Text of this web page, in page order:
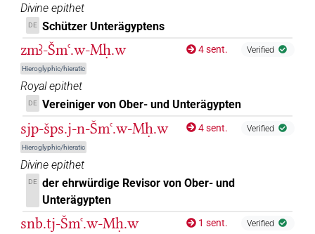
Divine epithet
DE Schützer Unterägyptens
zmꜣ-Šmꜥ.w-Mḥ.w
Hieroglyphic/hieratic
4 sent. Verified
Royal epithet
DE Vereiniger von Ober- und Unterägypten
sjp-šps.j-n-Šmꜥ.w-Mḥ.w
Hieroglyphic/hieratic
4 sent. Verified
Divine epithet
DE der ehrwürdige Revisor von Ober- und
Unterägypten
snb.tj-Šmꜥ.w-Mḥ.w 1 sent. Verified